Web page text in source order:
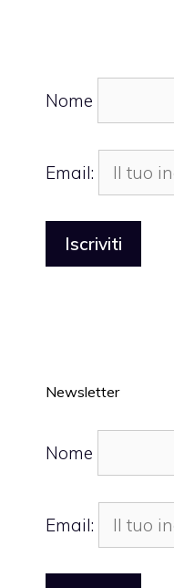
Nome
Email:
Newsletter
Nome
Email: